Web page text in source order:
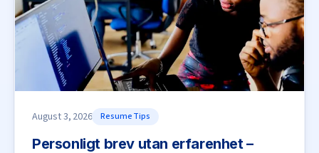
August 3, 2026 Resume Tips
Personligt brev utan erfarenhet –